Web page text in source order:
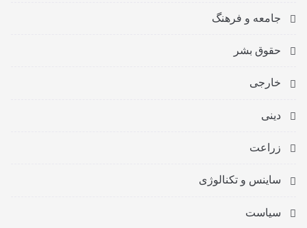
جامعه و فرهنگ
حقوق بشر
خارجی
دینی
زراعت
ساینس و تکنالوژی
سیاست